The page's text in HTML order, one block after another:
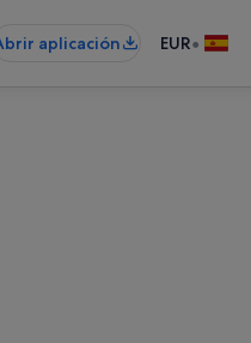
aplicación EUR•